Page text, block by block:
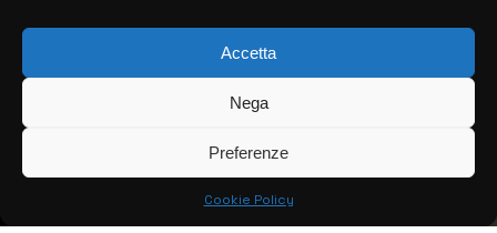
Accetta
Nega
Preferenze
Cookie Policy